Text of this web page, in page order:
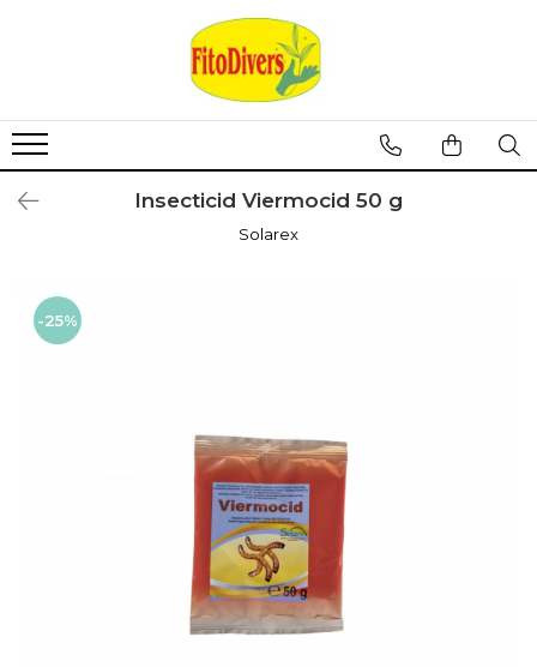
Insecticid Viermocid 50 g
Solarex
-25%